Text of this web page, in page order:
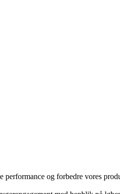
og forbedre vores